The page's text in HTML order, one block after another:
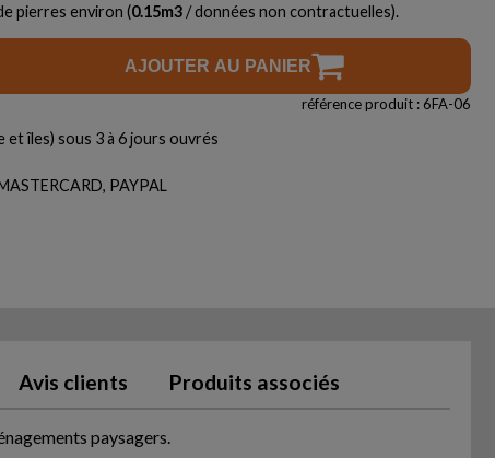
pierres environ (0.15m3 / données non contractuelles).
AJOUTER AU PANIER
référence produit : 6FA-06
îles) sous 3 à 6 jours ouvrés
PAYPAL
Avis clients Produits associés
paysagers.